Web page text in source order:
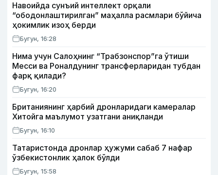
Навоийда сунъий интеллект орқали
“ободонлаштирилган” маҳалла расмлари бўйича
ҳокимлик изоҳ берди
Бугун, 16:28
Нима учун Салоҳнинг “Трабзонспор”га ўтиши
Месси ва Роналдунинг трансферларидан тубдан
фарқ қилади?
Бугун, 16:20
Британиянинг ҳарбий дронларидаги камералар
Хитойга маълумот узатгани аниқланди
Бугун, 16:10
Татаристонда дронлар ҳужуми сабаб 7 нафар
ўзбекистонлик ҳалок бўлди
Бугун, 15:58